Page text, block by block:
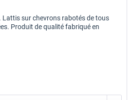
Lattis sur chevrons rabotés de tous
Produit de qualité fabriqué en